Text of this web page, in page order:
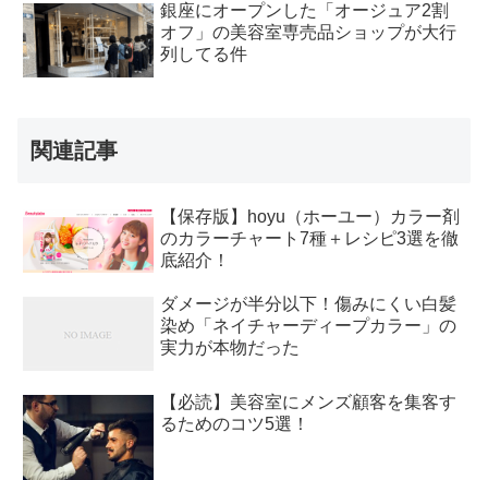
銀座にオープンした「オージュア2割
オフ」の美容室専売品ショップが大行
列してる件
関連記事
【保存版】hoyu（ホーユー）カラー剤
のカラーチャート7種＋レシピ3選を徹
底紹介！
ダメージが半分以下！傷みにくい白髪
染め「ネイチャーディープカラー」の
実力が本物だった
【必読】美容室にメンズ顧客を集客す
るためのコツ5選！